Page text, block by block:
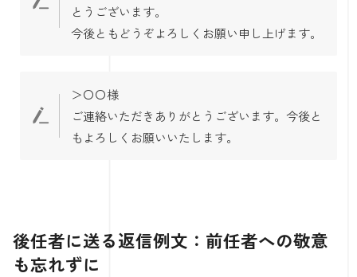
とうございます。
今後ともどうぞよろしくお願い申し上げます。
＞〇〇様
ご連絡いただきありがとうございます。今後と
もよろしくお願いいたします。
後任者に送る返信例文：前任者への敬意
も忘れずに